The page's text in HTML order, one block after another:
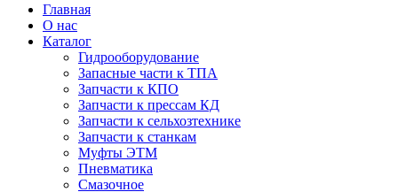
Главная
О нас
Каталог
Гидрооборудование
Запасные части к ТПА
Запчасти к КПО
Запчасти к прессам КД
Запчасти к сельхозтехнике
Запчасти к станкам
Муфты ЭТМ
Пневматика
Смазочное